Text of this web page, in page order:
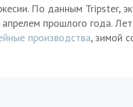
По данным Tripster,
прошлого года.
производства, зимой